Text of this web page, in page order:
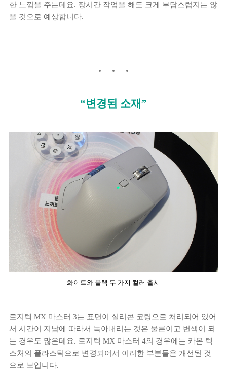
한 느낌을 주는데요. 장시간 작업을 해도 크게 부담스럽지는 않
을 것으로 예상합니다.
“변경된 소재”
화이트와 블랙 두 가지 컬러 출시
로지텍 MX 마스터 3는 표면이 실리콘 코팅으로 처리되어 있어
서 시간이 지남에 따라서 녹아내리는 것은 물론이고 변색이 되
는 경우도 많은데요. 로지텍 MX 마스터 4의 경우에는 카본 텍
스처의 플라스틱으로 변경되어서 이러한 부분들은 개선된 것
으로 보입니다.